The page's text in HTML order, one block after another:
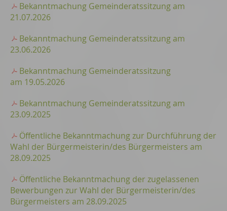
Bekanntmachung Gemeinderatssitzung am
21.07.2026
Bekanntmachung Gemeinderatssitzung am
23.06.2026
Bekanntmachung Gemeinderatssitzung
am 19.05.2026
Bekanntmachung Gemeinderatssitzung am
23.09.2025
Öffentliche Bekanntmachung zur Durchführung der
Wahl der Bürgermeisterin/des Bürgermeisters am
28.09.2025
Öffentliche Bekanntmachung der zugelassenen
Bewerbungen zur Wahl der Bürgermeisterin/des
Bürgermeisters am 28.09.2025